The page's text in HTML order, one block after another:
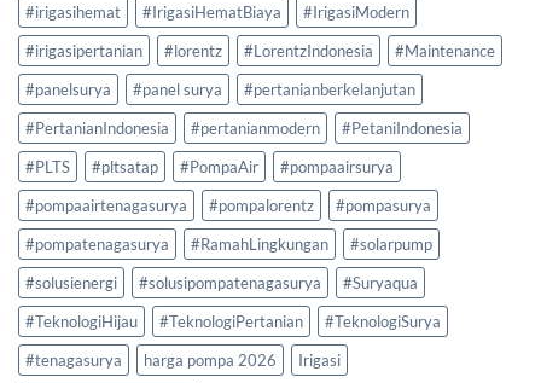
#irigasihemat
#IrigasiHematBiaya
#IrigasiModern
#irigasipertanian
#lorentz #LorentzIndonesia
#Maintenance
#panelsurya
#panel surya
#pertanianberkelanjutan
#PertanianIndonesia
#pertanianmodern
#PetaniIndonesia
#PLTS
#pltsatap #PompaAir
#pompaairsurya
#pompaairtenagasurya
#pompalorentz
#pompasurya
#pompatenagasurya
#RamahLingkungan
#solarpump
#solusienergi
#solusipompatenagasurya
#Suryaqua
#TeknologiHijau
#TeknologiPertanian
#TeknologiSurya
#tenagasurya
harga pompa 2026
Irigasi